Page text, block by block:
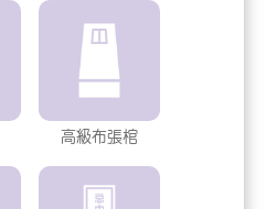
高級布張棺